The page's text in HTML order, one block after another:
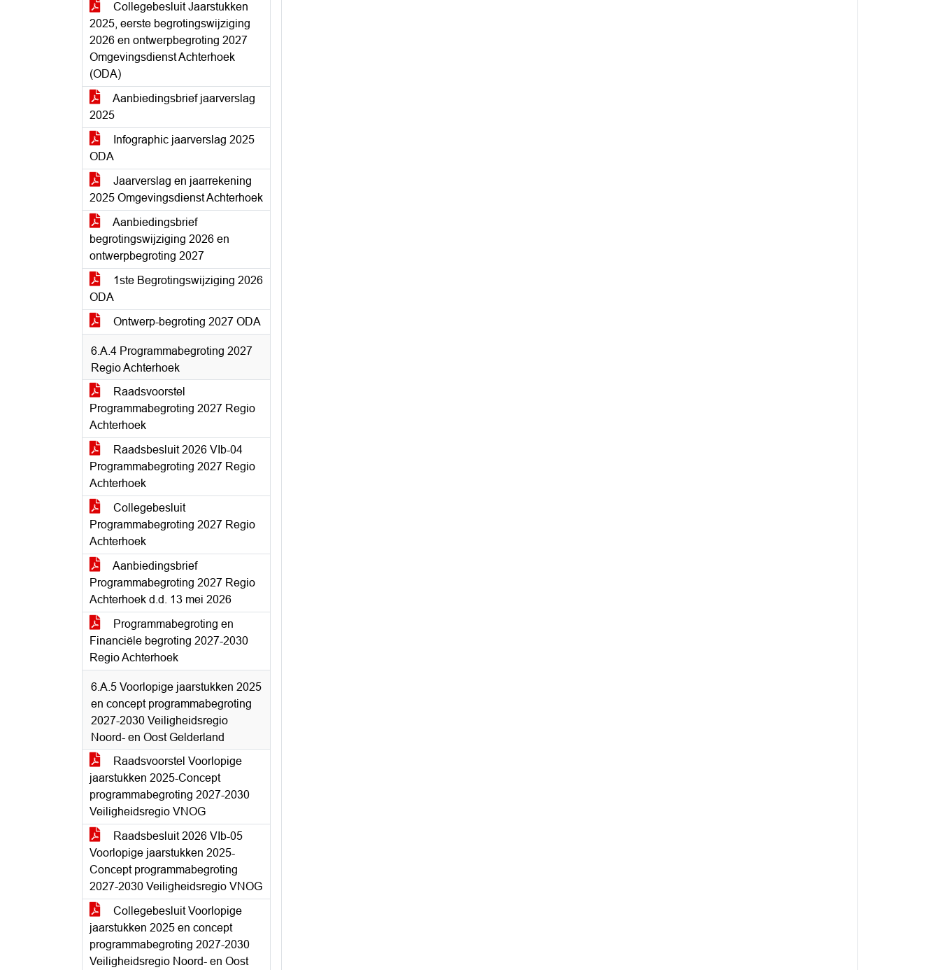
Collegebesluit Jaarstukken
2025, eerste begrotingswijziging
2026 en ontwerpbegroting 2027
Omgevingsdienst Achterhoek
(ODA)
Aanbiedingsbrief jaarverslag
2025
Infographic jaarverslag 2025
ODA
Jaarverslag en jaarrekening
2025 Omgevingsdienst Achterhoek
Aanbiedingsbrief
begrotingswijziging 2026 en
ontwerpbegroting 2027
1ste Begrotingswijziging 2026
ODA
Ontwerp-begroting 2027 ODA
6.A.4 Programmabegroting 2027
Regio Achterhoek
Raadsvoorstel
Programmabegroting 2027 Regio
Achterhoek
Raadsbesluit 2026 VIb-04
Programmabegroting 2027 Regio
Achterhoek
Collegebesluit
Programmabegroting 2027 Regio
Achterhoek
Aanbiedingsbrief
Programmabegroting 2027 Regio
Achterhoek d.d. 13 mei 2026
Programmabegroting en
Financiële begroting 2027-2030
Regio Achterhoek
6.A.5 Voorlopige jaarstukken 2025
en concept programmabegroting
2027-2030 Veiligheidsregio
Noord- en Oost Gelderland
Raadsvoorstel Voorlopige
jaarstukken 2025-Concept
programmabegroting 2027-2030
Veiligheidsregio VNOG
Raadsbesluit 2026 VIb-05
Voorlopige jaarstukken 2025-
Concept programmabegroting
2027-2030 Veiligheidsregio VNOG
Collegebesluit Voorlopige
jaarstukken 2025 en concept
programmabegroting 2027-2030
Veiligheidsregio Noord- en Oost